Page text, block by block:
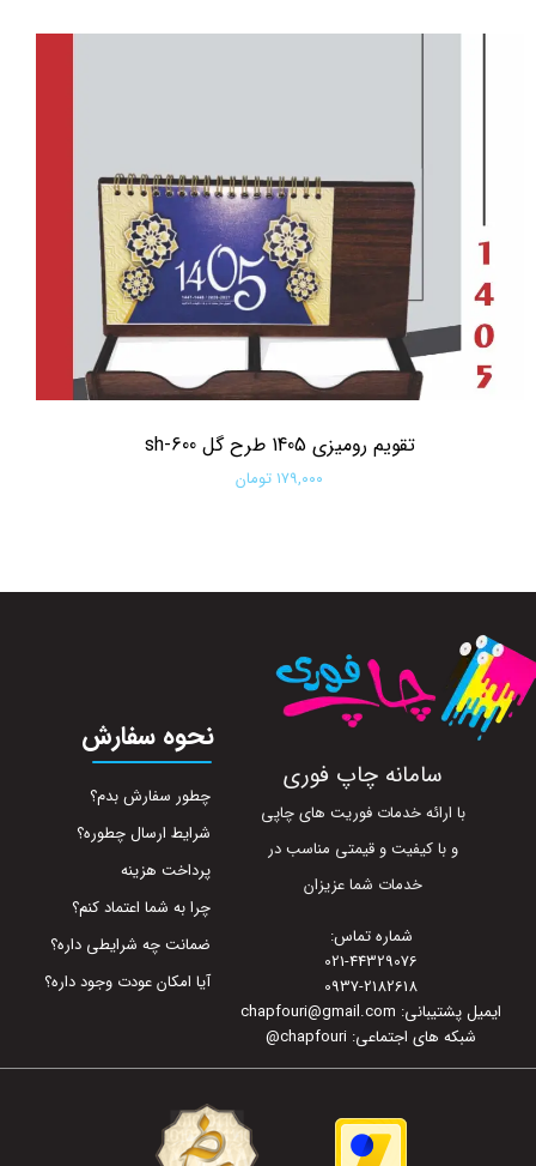
تقویم رومیزی 1405 طرح گل sh-600
۱۷۹,۰۰۰ تومان
سامانه چاپ فوری
با ارائه خدمات فوریت های چاپی
و با کیفیت و قیمتی مناسب در
خدمات شما عزیزان
شماره تماس:
021-44329076
0937-2182618
ایمیل پشتیبانی: chapfouri@gmail.com
شبکه های اجتماعی: chapfouri
@
نحوه سفارش
چطور سفارش بدم؟
شرایط ارسال چطوره؟
پرداخت هزینه
چرا به شما اعتماد کنم؟
ضمانت چه شرایطی داره؟
آیا امکان عودت وجود داره؟